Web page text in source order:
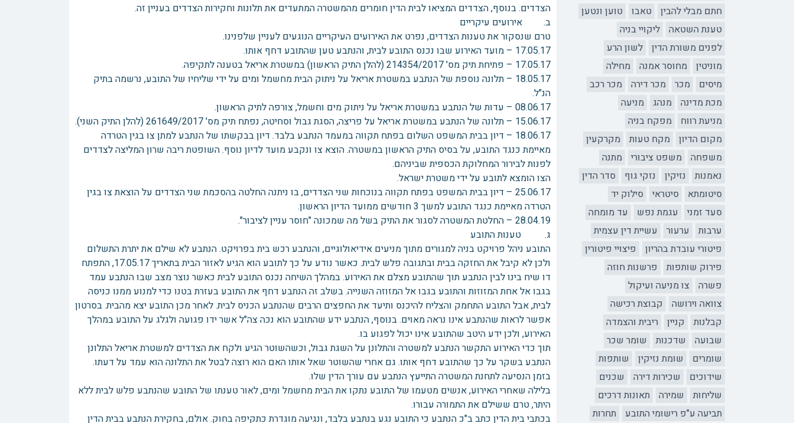
חתם מבלי להבין
טאבו
טוען ונטען
טענת השטאה
ליקויי בניה
לפנים משורת הדין
לשון הרע
מוניטין
מחוסר אמנה
מחילה
מיסים
מכר מכר דירה
מכר רכב
מכת מדינה
מנהג
מניעה
מניעת רווח
מפקח בניה
מקום הדיון
מקח טעות
מקרקעין
משפחה
משפט ציבורי
מתנה
נאמנות
נזיקין נזקי גוף
סדר הדין
סיטומתא
סיטראי
סילוק יד
סעד זמני
עגמת נפש
עד מומחה
ערבות
ערעור
עשיית דין עצמית
פיטורי עובדת בהריון
פיצויי פיטורין
פירוק שותפות
פרשנות חוזה
פשרה
צו מניעה ועיקול
צוואה וירושה
קבוצת רכישה
קבלנות
קניין
ריבית והצמדה
שבועה
שדכנות
שומר שכר
שומרים
שומת נזיקין
שותפות
שידוכים
שכירות דירה
שכנים
שליחות
שמירה
תאונות דרכים
תביעה ע"פ רישומי התובע
תחרות
הצדדים. בנוסף, הצדדים המציאו לבית הדין חומרים מהמשטרה המתעדים את תלונות וחקירות הצדדים בעניין זה.
ב. אירועים עיקריים
טרם שנסקור את טענות הצדדים, נפרט את האירועים העיקריים הנוגעים לעניין שלפנינו.
17.05.17 – מועד האירוע שבו נכנס התובע לבית, והנתבע טען שהתובע דחף אותו.
17.05.17 – פתיחת תיק מס' 214354/2017 (להלן התיק הראשון) במשטרת אריאל בטענה לתקיפה.
18.05.17 – תלונה נוספת של הנתבע במשטרת אריאל על ניתוק הבית מחשמל ומים על ידי שליחיו של התובע, נרשמה בתיק
הנ"ל.
08.06.17 – עדות של הנתבע במשטרת אריאל על ניתוק מים וחשמל, צורפה לתיק הראשון.
15.06.17 – תלונה של הנתבע במשטרת אריאל על פריצה, הסגת גבול וסחיטה, נפתח תיק מס' 261649/2017 (להלן התיק השני).
18.06.17 – דיון בבית המשפט השלום בפתח תקווה במעמד הנתבע בלבד. דיון בבקשתו של הנתבע למתן צו בגין הטרדה
מאיימת כנגד התובע, על בסיס התיק הראשון במשטרה. הוצא צו ונקבע מועד לדיון נוסף. השופטת ריבה שרון המליצה לצדדים
לפנות לבירור המחלוקת הכספית שביניהם.
הצו הומצא לתובע על ידי משטרת ישראל.
25.06.17 – דיון בבית המשפט בפתח תקווה בנוכחות שני הצדדים, בו ניתנה החלטה בהסכמת שני הצדדים על הוצאת צו בגין
הטרדה מאיימת כנגד התובע למשך 3 חודשים ממועד הדיון הראשון.
28.04.19 – החלטת המשטרה לסגור את התיק בשל מה שמכונה "חוסר עניין לציבור".
ג. טענות התובע
התובע ניהל פרויקט בניה למגורים מתוך מניעים אידיאולוגיים, והנתבע רכש בית בפרויקט. הנתבע לא שילם את יתרת התשלום
ולכן לא קיבל את החזקה בבית ובתגובה פלש לבית. כאשר נודע על כך לתובע הוא הגיע לאזור הבית בתאריך 17.05.17, התפתח
דו שיח בינו לבין הנתבע תוך שהתובע מצלם את האירוע. במהלך השיחה נכנס התובע לבית כאשר נוצר מצב שבו הנתבע עמד
בגבו אל אחת המזוזות והתובע בגבו אל המזוזה השנייה. בשלב זה הנתבע דחף את התובע בעזרת בטנו כדי למנוע ממנו כניסה
לבית, אבל התובע התחמק והצליח להיכנס ותיעד את החפצים הרבים שהנתבע הכניס לבית. לאחר מכן התובע יצא מהבית. בסרטון
אפשר לראות שהנתבע אינו נראה מאוים. בנוסף, הנתבע ידע שהתובע הוא נכה צה"ל אשר ידו פגועה ולגלג על התובע במהלך
האירוע, ולכן ידע היטב שהתובע אינו יכול לפגוע בו.
תוך כדי האירוע התקשר הנתבע למשטרה והתלונן על השגת גבול, וכשהשוטר הגיע ולקח את הצדדים למשטרת אריאל התלונן
הנתבע בשקר על כך שהתובע דחף אותו. גם אחרי שהשוטר שאל אותו האם הוא רוצה לבטל את התלונה הוא עמד על דעתו.
בזמן הנסיעה לתחנת המשטרה התייעץ הנתבע עם עורך הדין שלו.
בלילה שאחרי האירוע, אנשים מטעמו של התובע נתקו את הבית מחשמל ומים, לאור טענתו של התובע שהנתבע פלש לבית ללא
היתר, טרם ששילם את התמורה עבורו.
בכתבי בית הדין כתב ב"כ הנתבע כי התובע נגע בנתבע בלבד, ונגיעה מוגדרת כתקיפה בחוק. אולם, בחקירת הנתבע בבית הדין